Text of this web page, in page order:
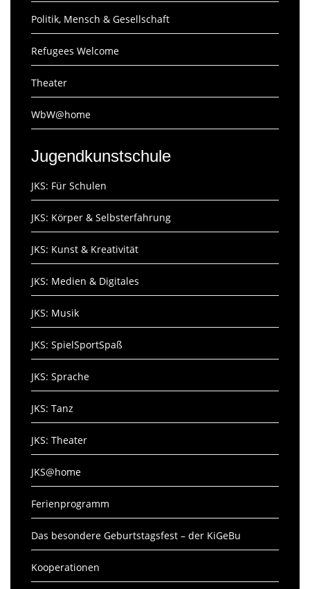
Politik, Mensch & Gesellschaft
Refugees Welcome
Theater
WbW@home
Jugendkunstschule
JKS: Für Schulen
JKS: Körper & Selbsterfahrung
JKS: Kunst & Kreativität
JKS: Medien & Digitales
JKS: Musik
JKS: SpielSportSpaß
JKS: Sprache
JKS: Tanz
JKS: Theater
JKS@home
Ferienprogramm
Das besondere Geburtstagsfest – der KiGeBu
Kooperationen